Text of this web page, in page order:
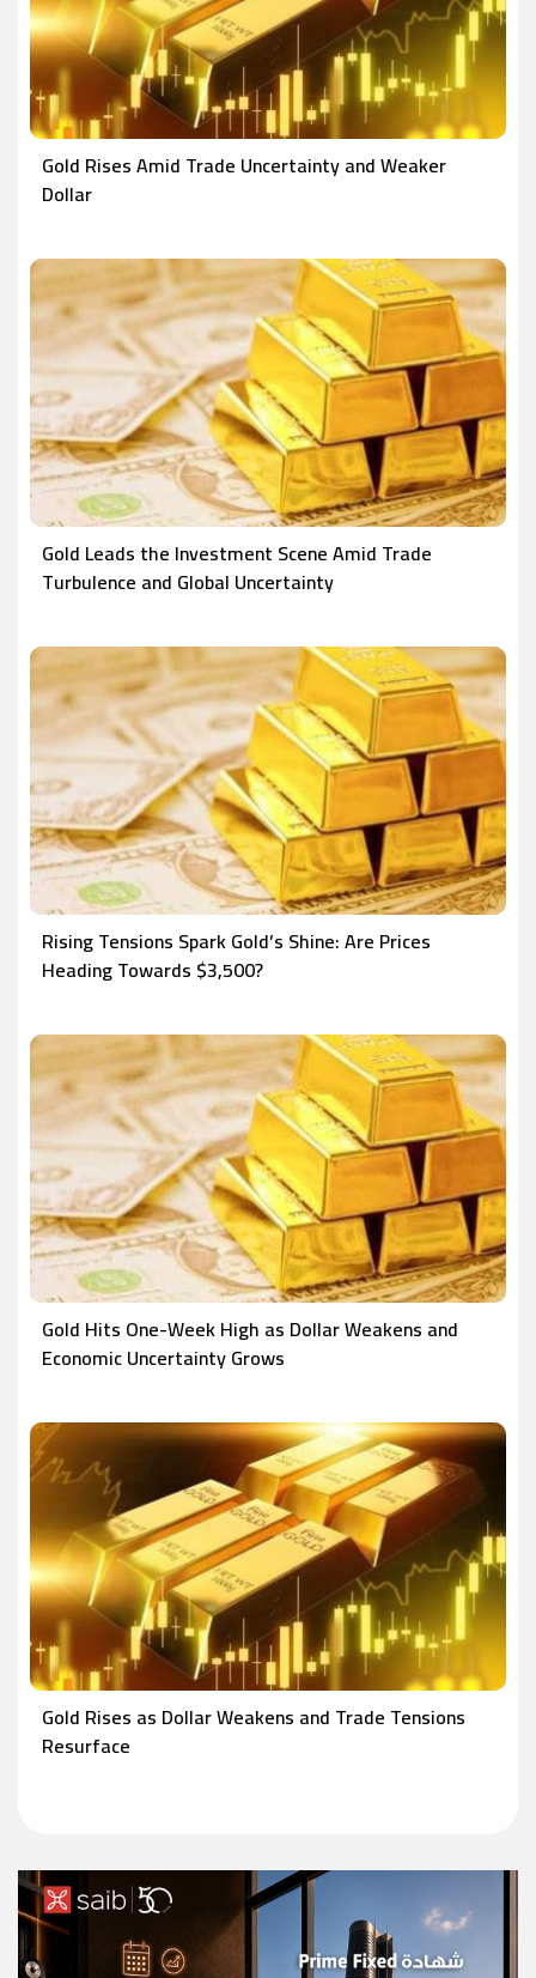
Gold Rises Amid Trade Uncertainty and Weaker
Dollar
Gold Leads the Investment Scene Amid Trade
Turbulence and Global Uncertainty
Rising Tensions Spark Gold’s Shine: Are Prices
Heading Towards $3,500?
Gold Hits One-Week High as Dollar Weakens and
Economic Uncertainty Grows
Gold Rises as Dollar Weakens and Trade Tensions
Resurface